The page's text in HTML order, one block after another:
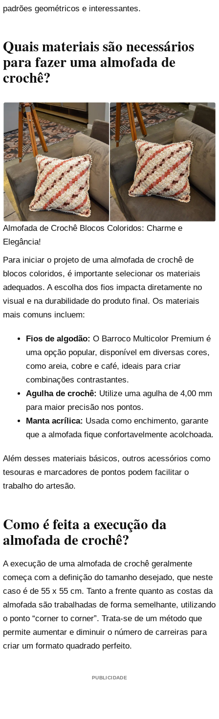
padrões geométricos e interessantes.
Quais materiais são necessários
para fazer uma almofada de
crochê?
Almofada de Crochê Blocos Coloridos: Charme e
Elegância!
Para iniciar o projeto de uma almofada de crochê de
blocos coloridos, é importante selecionar os materiais
adequados. A escolha dos fios impacta diretamente no
visual e na durabilidade do produto final. Os materiais
mais comuns incluem:
Fios de algodão: O Barroco Multicolor Premium é
uma opção popular, disponível em diversas cores,
como areia, cobre e café, ideais para criar
combinações contrastantes.
Agulha de crochê: Utilize uma agulha de 4,00 mm
para maior precisão nos pontos.
Manta acrílica: Usada como enchimento, garante
que a almofada fique confortavelmente acolchoada.
Além desses materiais básicos, outros acessórios como
tesouras e marcadores de pontos podem facilitar o
trabalho do artesão.
Como é feita a execução da
almofada de crochê?
A execução de uma almofada de crochê geralmente
começa com a definição do tamanho desejado, que neste
caso é de 55 x 55 cm. Tanto a frente quanto as costas da
almofada são trabalhadas de forma semelhante, utilizando
o ponto “corner to corner”. Trata-se de um método que
permite aumentar e diminuir o número de carreiras para
criar um formato quadrado perfeito.
PUBLICIDADE